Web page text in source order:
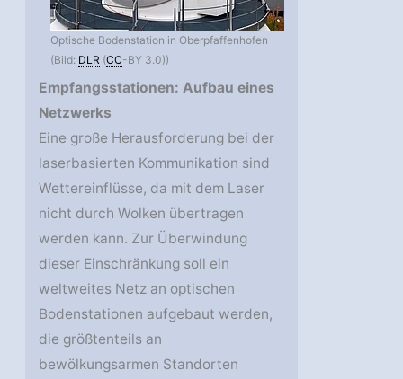
Optische Bodenstation in Oberpfaffenhofen
(Bild: DLR (CC-BY 3.0))
Empfangsstationen: Aufbau eines
Netzwerks
Eine große Herausforderung bei der
laserbasierten Kommunikation sind
Wettereinflüsse, da mit dem Laser
nicht durch Wolken übertragen
werden kann. Zur Überwindung
dieser Einschränkung soll ein
weltweites Netz an optischen
Bodenstationen aufgebaut werden,
die größtenteils an
bewölkungsarmen Standorten